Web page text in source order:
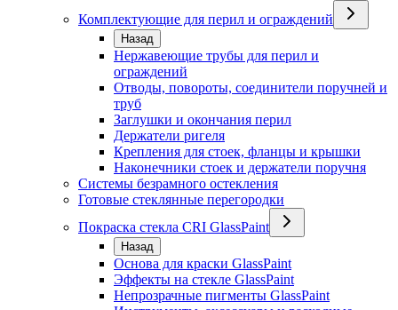
Комплектующие для перил и ограждений
Назад
Нержавеющие трубы для перил и
ограждений
Отводы, повороты, соединители поручней и
труб
Заглушки и окончания перил
Держатели ригеля
Крепления для стоек, фланцы и крышки
Наконечники стоек и держатели поручня
Системы безрамного остекления
Готовые стеклянные перегородки
Покраска стекла CRI GlassPaint
Назад
Основа для краски GlassPaint
Эффекты на стекле GlassPaint
Непрозрачные пигменты GlassPaint